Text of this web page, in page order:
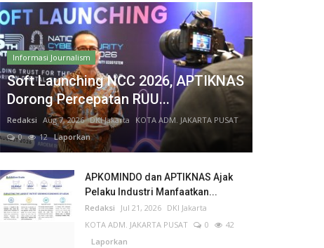
Informasi Journalism
Soft Launching NCC 2026, APTIKNAS
Dorong Percepatan RUU...
Redaksi Aug 7, 2026 DKI Jakarta
KOTA ADM. JAKARTA PUSAT
0
12Laporkan
APKOMINDO dan APTIKNAS Ajak
Pelaku Industri Manfaatkan...
Redaksi Jul 21, 2026 DKI Jakarta
KOTA ADM. JAKARTA PUSAT
0
42
Laporkan